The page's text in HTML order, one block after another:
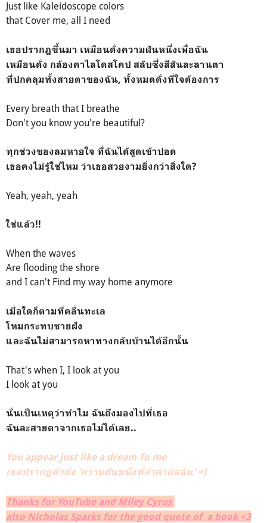
Just like Kaleidoscope colors
that Cover me, all I need
เธอปรากฏขึ้นมา เหมือนดั่งความฝันหนึ่งเพื่อฉัน
เหมือนดั่ง กล้องคาไลโดสโคป สลับซึ่งสีสันละลานตา
ที่ปกคลุมทั้งสายตาของฉัน, ทั้งหมดดั่งที่ใจต้องการ
Every breath that I breathe
Don't you know you're beautiful?
ทุกช่วงของลมหายใจ ที่ฉันได้สูดเข้าปอด
เธอคงไม่รู้ใช่ไหม ว่าเธอสวยงามยิ่งกว่าสิ่งใด?
Yeah, yeah, yeah
ใช่แล้ว!!
When the waves
Are flooding the shore
and I can't Find my way home anymore
เมื่อใดก็ตามที่คลื่นทะเล
โหมกระทบชายฝั่ง
และฉันไม่สามารถหาทางกลับบ้านได้อีกนั้น
That's when I, I look at you
I look at you
นั่นเป็นเหตุว่าทำไม ฉันถึงมองไปที่เธอ
ฉันละสายตาจากเธอไม่ได้เลย..
You appear just like a dream To me
เธอปรากฏตัวดั่ง 'ความฝันหนึ่งที่ลำค่าต่อฉัน' =)
Thanks for YouTube and Miley Cyrus
also Nicholas Sparks for the good quote of a book <3